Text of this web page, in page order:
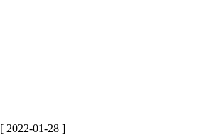
[ 2022-01-28 ]